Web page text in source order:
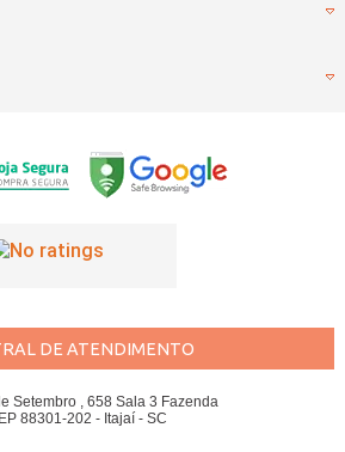
DE ATENDIMENTO
Setembro , 658 Sala 3 Fazenda
88301-202 - Itajaí - SC